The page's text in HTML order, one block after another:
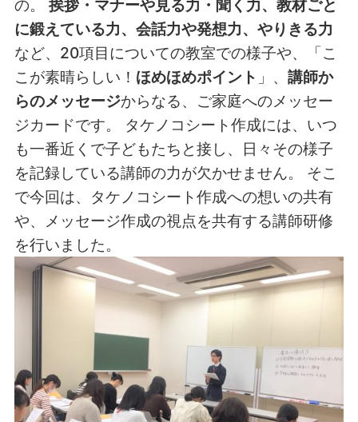
の。 挨拶・マナーや見る力・聞く力、教材ごと
に鍛えている力、会話力や発想力、やりきる力
など、20項目についての教室での様子や、「こ
こが素晴らしい！ ほめほめポイント 」、 講師か
らのメッセージからなる、ご家庭へのメッセー
ジカードです。 タケノコシート作成には、いつ
も一番近くで子どもたちと接し、日々その様子
を記録している講師の力が欠かせません。 そこ
で今回は、タケノコシート作成への想いの共有
や、メッセージ作成の視点を共有する講師研修
を行いました。